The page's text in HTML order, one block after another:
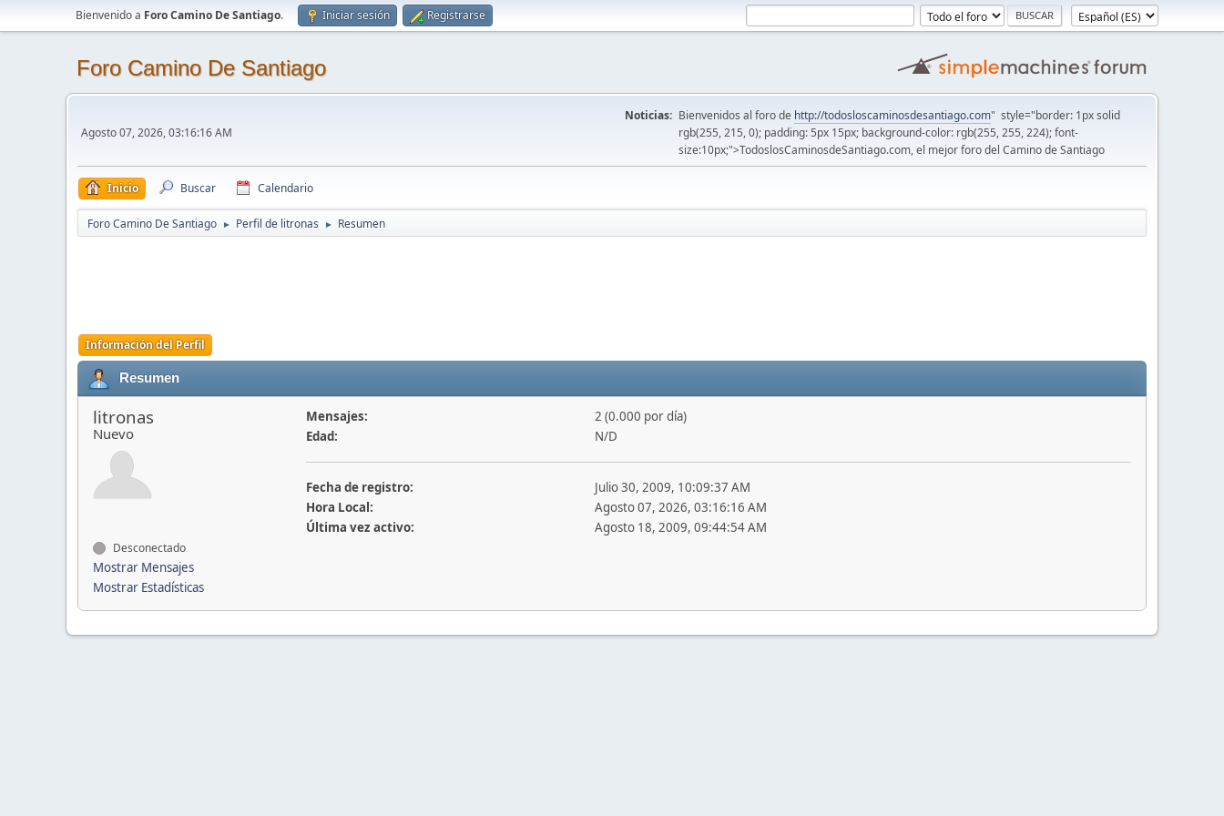
Bienvenido a Foro Camino De Santiago. Iniciar sesión Registrarse
Foro Camino De Santiago
Agosto 07, 2026, 03:16:16 AM
Noticias: Bienvenidos al foro de http://todosloscaminosdesantiago.com" style="border: 1px solid
rgb(255, 215, 0); padding: 5px 15px; background-color: rgb(255, 255, 224); font-
size:10px;">TodoslosCaminosdeSantiago.com, el mejor foro del Camino de Santiago
Inicio Buscar Calendario
Foro Camino De Santiago ► Perfil de litronas ► Resumen
Información del Perfil
Resumen
litronas
Nuevo
Desconectado
Mostrar Mensajes
Mostrar Estadísticas
Mensajes:
2 (0.000 por día)
Edad:
N/D
Fecha de registro:
Julio 30, 2009, 10:09:37 AM
Hora Local:
Agosto 07, 2026, 03:16:16 AM
Última vez activo:
Agosto 18, 2009, 09:44:54 AM